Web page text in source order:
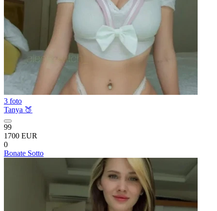
3 foto
Tanya 🍑
99
1700 EUR
0
Bonate Sotto